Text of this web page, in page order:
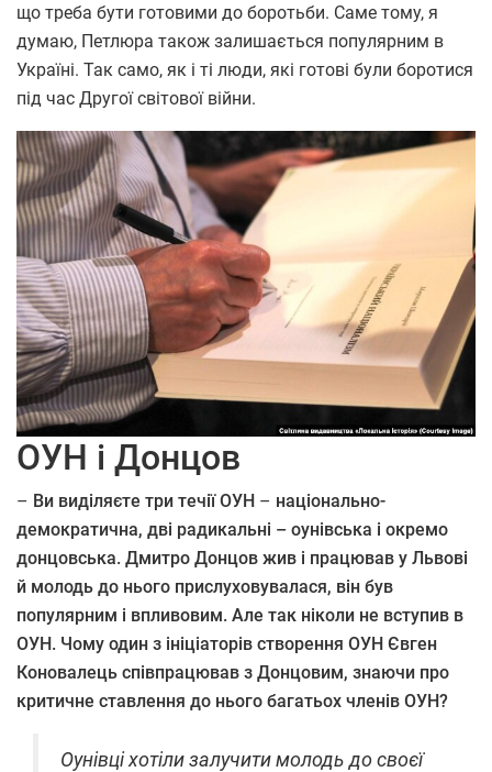
що треба бути готовими до боротьби. Саме тому, я
думаю, Петлюра також залишається популярним в
Україні. Так само, як і ті люди, які готові були боротися
під час Другої світової війни.
ОУН і Донцов
– Ви виділяєте три течії ОУН – національно-
демократична, дві радикальні – оунівська і окремо
донцовська. Дмитро Донцов жив і працював у Львові
й молодь до нього прислуховувалася, він був
популярним і впливовим. Але так ніколи не вступив в
ОУН. Чому один з ініціаторів створення ОУН Євген
Коновалець співпрацював з Донцовим, знаючи про
критичне ставлення до нього багатьох членів ОУН?
Оунівці хотіли залучити молодь до своєї